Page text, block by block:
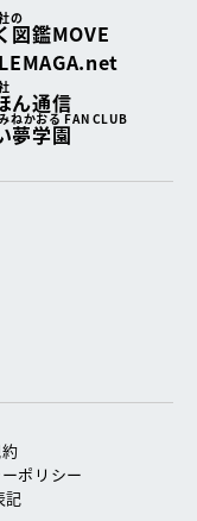
の
図鑑MOVE
ん通信
ねかおる FAN CLUB
夢学園
ポリシー
記